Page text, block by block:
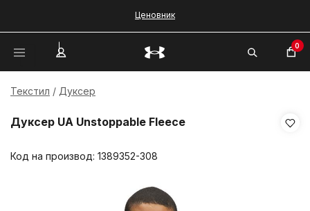
Ценовник
0
Текстил Дуксер
Дуксер UA Unstoppable Fleece
Код на производ: 1389352-308